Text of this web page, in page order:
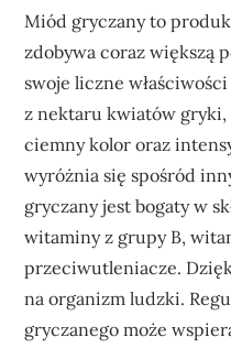
Miód gryczany to
zdobywa coraz większą
swoje liczne
z nektaru kwiatów
ciemny kolor oraz
wyróżnia się spośród
gryczany jest bogaty w
witaminy z grupy B,
przeciwutleniacze.
na organizm ludzki.
gryczanego może